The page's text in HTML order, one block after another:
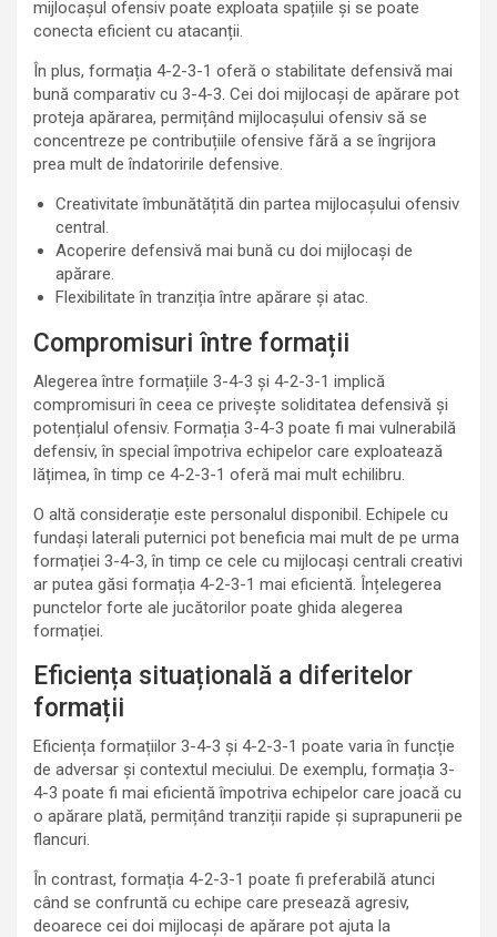
mijlocașul ofensiv poate exploata spațiile și se poate
conecta eficient cu atacanții.
În plus, formația 4-2-3-1 oferă o stabilitate defensivă mai
bună comparativ cu 3-4-3. Cei doi mijlocași de apărare pot
proteja apărarea, permițând mijlocașului ofensiv să se
concentreze pe contribuțiile ofensive fără a se îngrijora
prea mult de îndatoririle defensive.
Creativitate îmbunătățită din partea mijlocașului ofensiv
central.
Acoperire defensivă mai bună cu doi mijlocași de
apărare.
Flexibilitate în tranziția între apărare și atac.
Compromisuri între formații
Alegerea între formațiile 3-4-3 și 4-2-3-1 implică
compromisuri în ceea ce privește soliditatea defensivă și
potențialul ofensiv. Formația 3-4-3 poate fi mai vulnerabilă
defensiv, în special împotriva echipelor care exploatează
lățimea, în timp ce 4-2-3-1 oferă mai mult echilibru.
O altă considerație este personalul disponibil. Echipele cu
fundași laterali puternici pot beneficia mai mult de pe urma
formației 3-4-3, în timp ce cele cu mijlocași centrali creativi
ar putea găsi formația 4-2-3-1 mai eficientă. Înțelegerea
punctelor forte ale jucătorilor poate ghida alegerea
formației.
Eficiența situațională a diferitelor
formații
Eficiența formațiilor 3-4-3 și 4-2-3-1 poate varia în funcție
de adversar și contextul meciului. De exemplu, formația 3-
4-3 poate fi mai eficientă împotriva echipelor care joacă cu
o apărare plată, permițând tranziții rapide și suprapunerii pe
flancuri.
În contrast, formația 4-2-3-1 poate fi preferabilă atunci
când se confruntă cu echipe care presează agresiv,
deoarece cei doi mijlocași de apărare pot ajuta la